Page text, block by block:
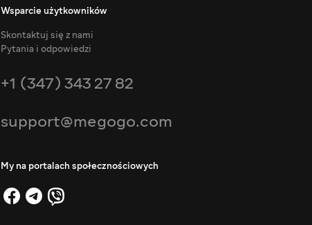
Wsparcie użytkowników
Skontaktuj się z nami
Pytania i odpowiedzi
+1 (347) 343 27 82
support@megogo.com
My na portalach społecznościowych